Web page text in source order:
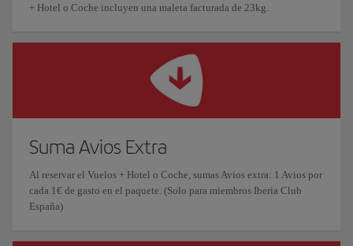
+ Hotel o Coche incluyen una maleta facturada de 23kg.
Suma Avios Extra
Al reservar el Vuelos + Hotel o Coche, sumas Avios extra: 1 Avios por
cada 1€ de gasto en el paquete. (Solo para miembros Iberia Club
España)